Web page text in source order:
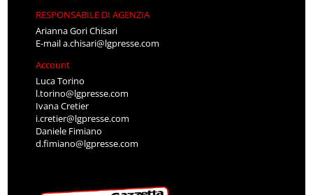
RESPONSABILE DI AGENZIA
Arianna Gori Chisari
E-maila.chisari@lgpresse.com
Account
Luca Torino
l.torino@lgpresse.com
Ivana Cretier
i.cretier@lgpresse.com
Daniele Fimiano
d.fimiano@lgpresse.com